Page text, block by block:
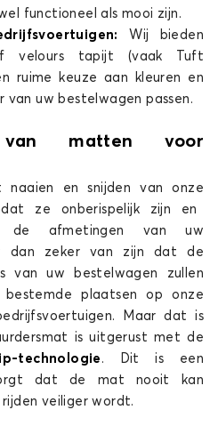
functioneel als mooi zijn.
Wij bieden
velours tapijt (vaak Tuft
ruime keuze aan kleuren en
uw bestelwagen passen.
matten voor
en snijden van onze
ze onberispelijk zijn en
de afmetingen van uw
dan zeker van zijn dat de
van uw bestelwagen zullen
plaatsen op onze
Maar dat is
is uitgerust met de
technologie . Dit is een
dat de mat nooit kan
veiliger wordt.